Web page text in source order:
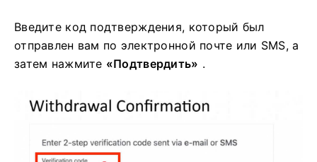
Введите код подтверждения, который был
отправлен вам по электронной почте или SMS, а
затем нажмите «Подтвердить» .